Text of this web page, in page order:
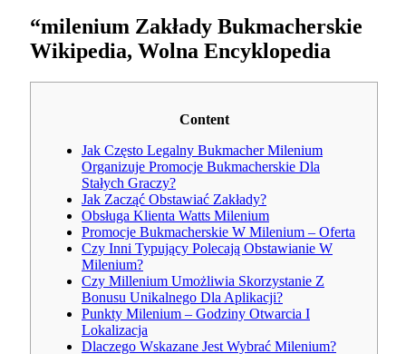
“milenium Zakłady Bukmacherskie
Wikipedia, Wolna Encyklopedia
Content
Jak Często Legalny Bukmacher Milenium
Organizuje Promocje Bukmacherskie Dla
Stałych Graczy?
Jak Zacząć Obstawiać Zakłady?
Obsługa Klienta Watts Milenium
Promocje Bukmacherskie W Milenium – Oferta
Czy Inni Typujący Polecają Obstawianie W
Milenium?
Czy Millenium Umożliwia Skorzystanie Z
Bonusu Unikalnego Dla Aplikacji?
Punkty Milenium – Godziny Otwarcia I
Lokalizacja
Dlaczego Wskazane Jest Wybrać Milenium?